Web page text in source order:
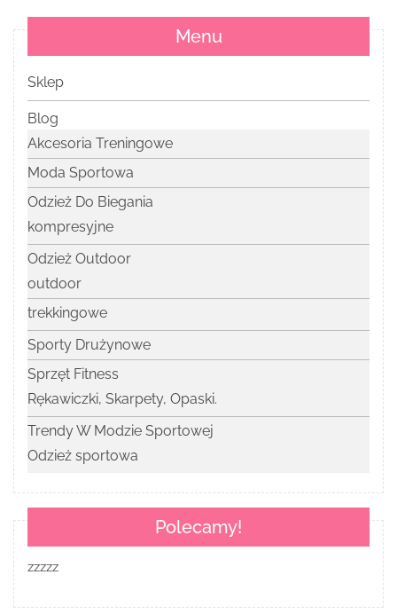
Menu
Sklep
Blog
Akcesoria Treningowe
Moda Sportowa
Odzież Do Biegania
kompresyjne
Odzież Outdoor
outdoor
trekkingowe
Sporty Drużynowe
Sprzęt Fitness
Rękawiczki, Skarpety, Opaski.
Trendy W Modzie Sportowej
Odzież sportowa
Polecamy!
zzzzz